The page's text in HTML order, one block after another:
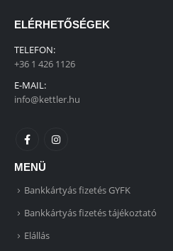
ELÉRHETŐSÉGEK
TELEFON:
+36 1 426 1126
E-MAIL:
info@kettler.hu
MENÜ
Bankkártyás fizetés GYFK
Bankkártyás fizetés tájékoztató
Elállás